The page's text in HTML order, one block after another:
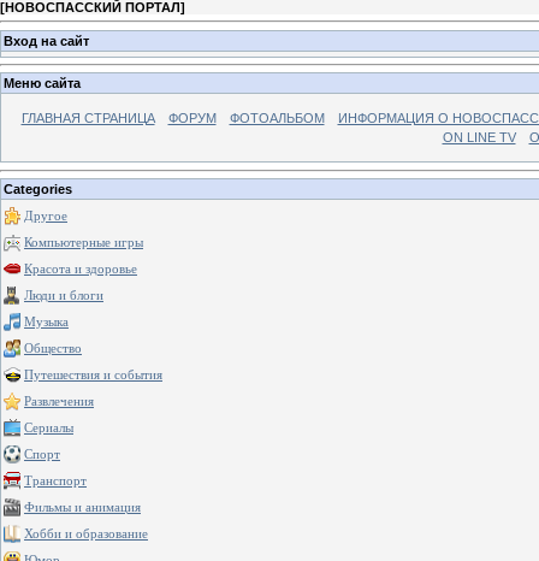
[НОВОСПАССКИЙ ПОРТАЛ]
Вход на сайт
Меню сайта
ГЛАВНАЯ СТРАНИЦА ФОРУМ ФОТОАЛЬБОМ
ИНФОРМАЦИЯ О
ON LINE TV
Categories
Другое
Компьютерные игры
Красота и здоровье
Люди и блоги
Музыка
Общество
Путешествия и события
Развлечения
Сериалы
Спорт
Транспорт
Фильмы и анимация
Хобби и образование